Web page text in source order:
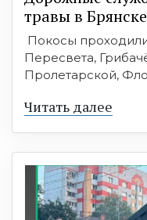
травы в Брянске
Покосы
Пересвета,
Пролетарской,
Читать далее